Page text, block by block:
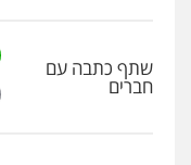
שתף כתבה עם
חברים